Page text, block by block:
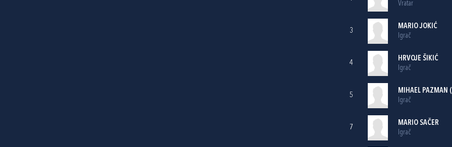
Vratar
3
MARIO JOKIĆ
Igrač
4
HRVOJE ŠIKIĆ
Igrač
5
MIHAEL PAZMAN
Igrač
7
MARIO SAČER
Igrač